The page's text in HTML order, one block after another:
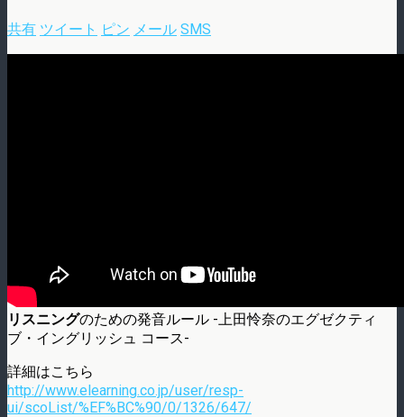
共有 ツイート ピン メール SMS
リスニングのための発音ルール -上田怜奈のエグゼクティ
ブ・イングリッシュ コース-
詳細はこちら
http://www.elearning.co.jp/user/resp-
ui/scoList/%EF%BC%90/0/1326/647/